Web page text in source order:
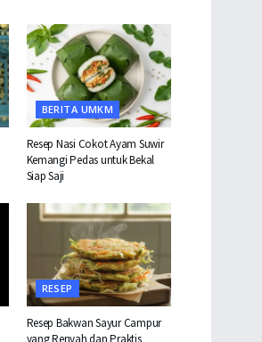
BERITA UMKM
Resep Nasi Cokot Ayam Suwir
Kemangi Pedas untuk Bekal
Siap Saji
RESEP
Resep Bakwan Sayur Campur